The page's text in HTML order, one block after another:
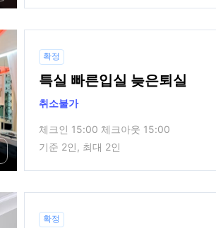
확정
특실 빠른입실 늦은퇴실
취소불가
체크인 15:00 체크아웃 15:00
기준 2인, 최대 2인
확정